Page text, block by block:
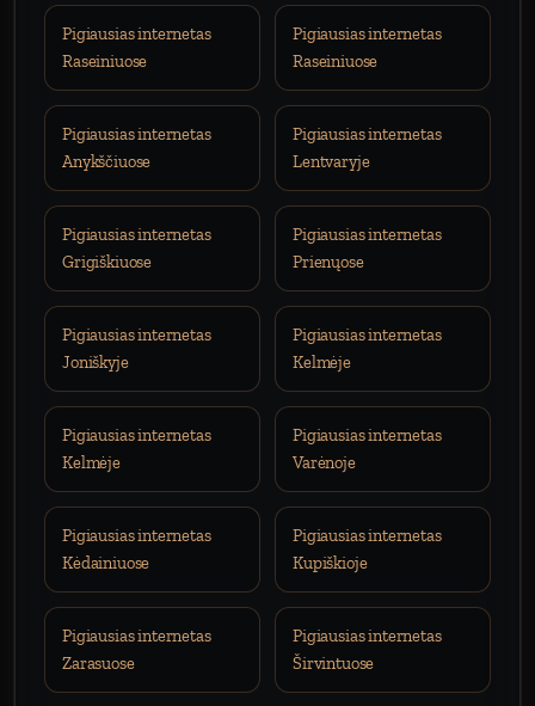
Pigiausias internetas
Raseiniuose
Pigiausias internetas
Raseiniuose
Pigiausias internetas
Anykščiuose
Pigiausias internetas
Lentvaryje
Pigiausias internetas
Grigiškiuose
Pigiausias internetas
Prienųose
Pigiausias internetas
Joniškyje
Pigiausias internetas
Kelmėje
Pigiausias internetas
Kelmėje
Pigiausias internetas
Varėnoje
Pigiausias internetas
Kėdainiuose
Pigiausias internetas
Kupiškioje
Pigiausias internetas
Zarasuose
Pigiausias internetas
Širvintuose